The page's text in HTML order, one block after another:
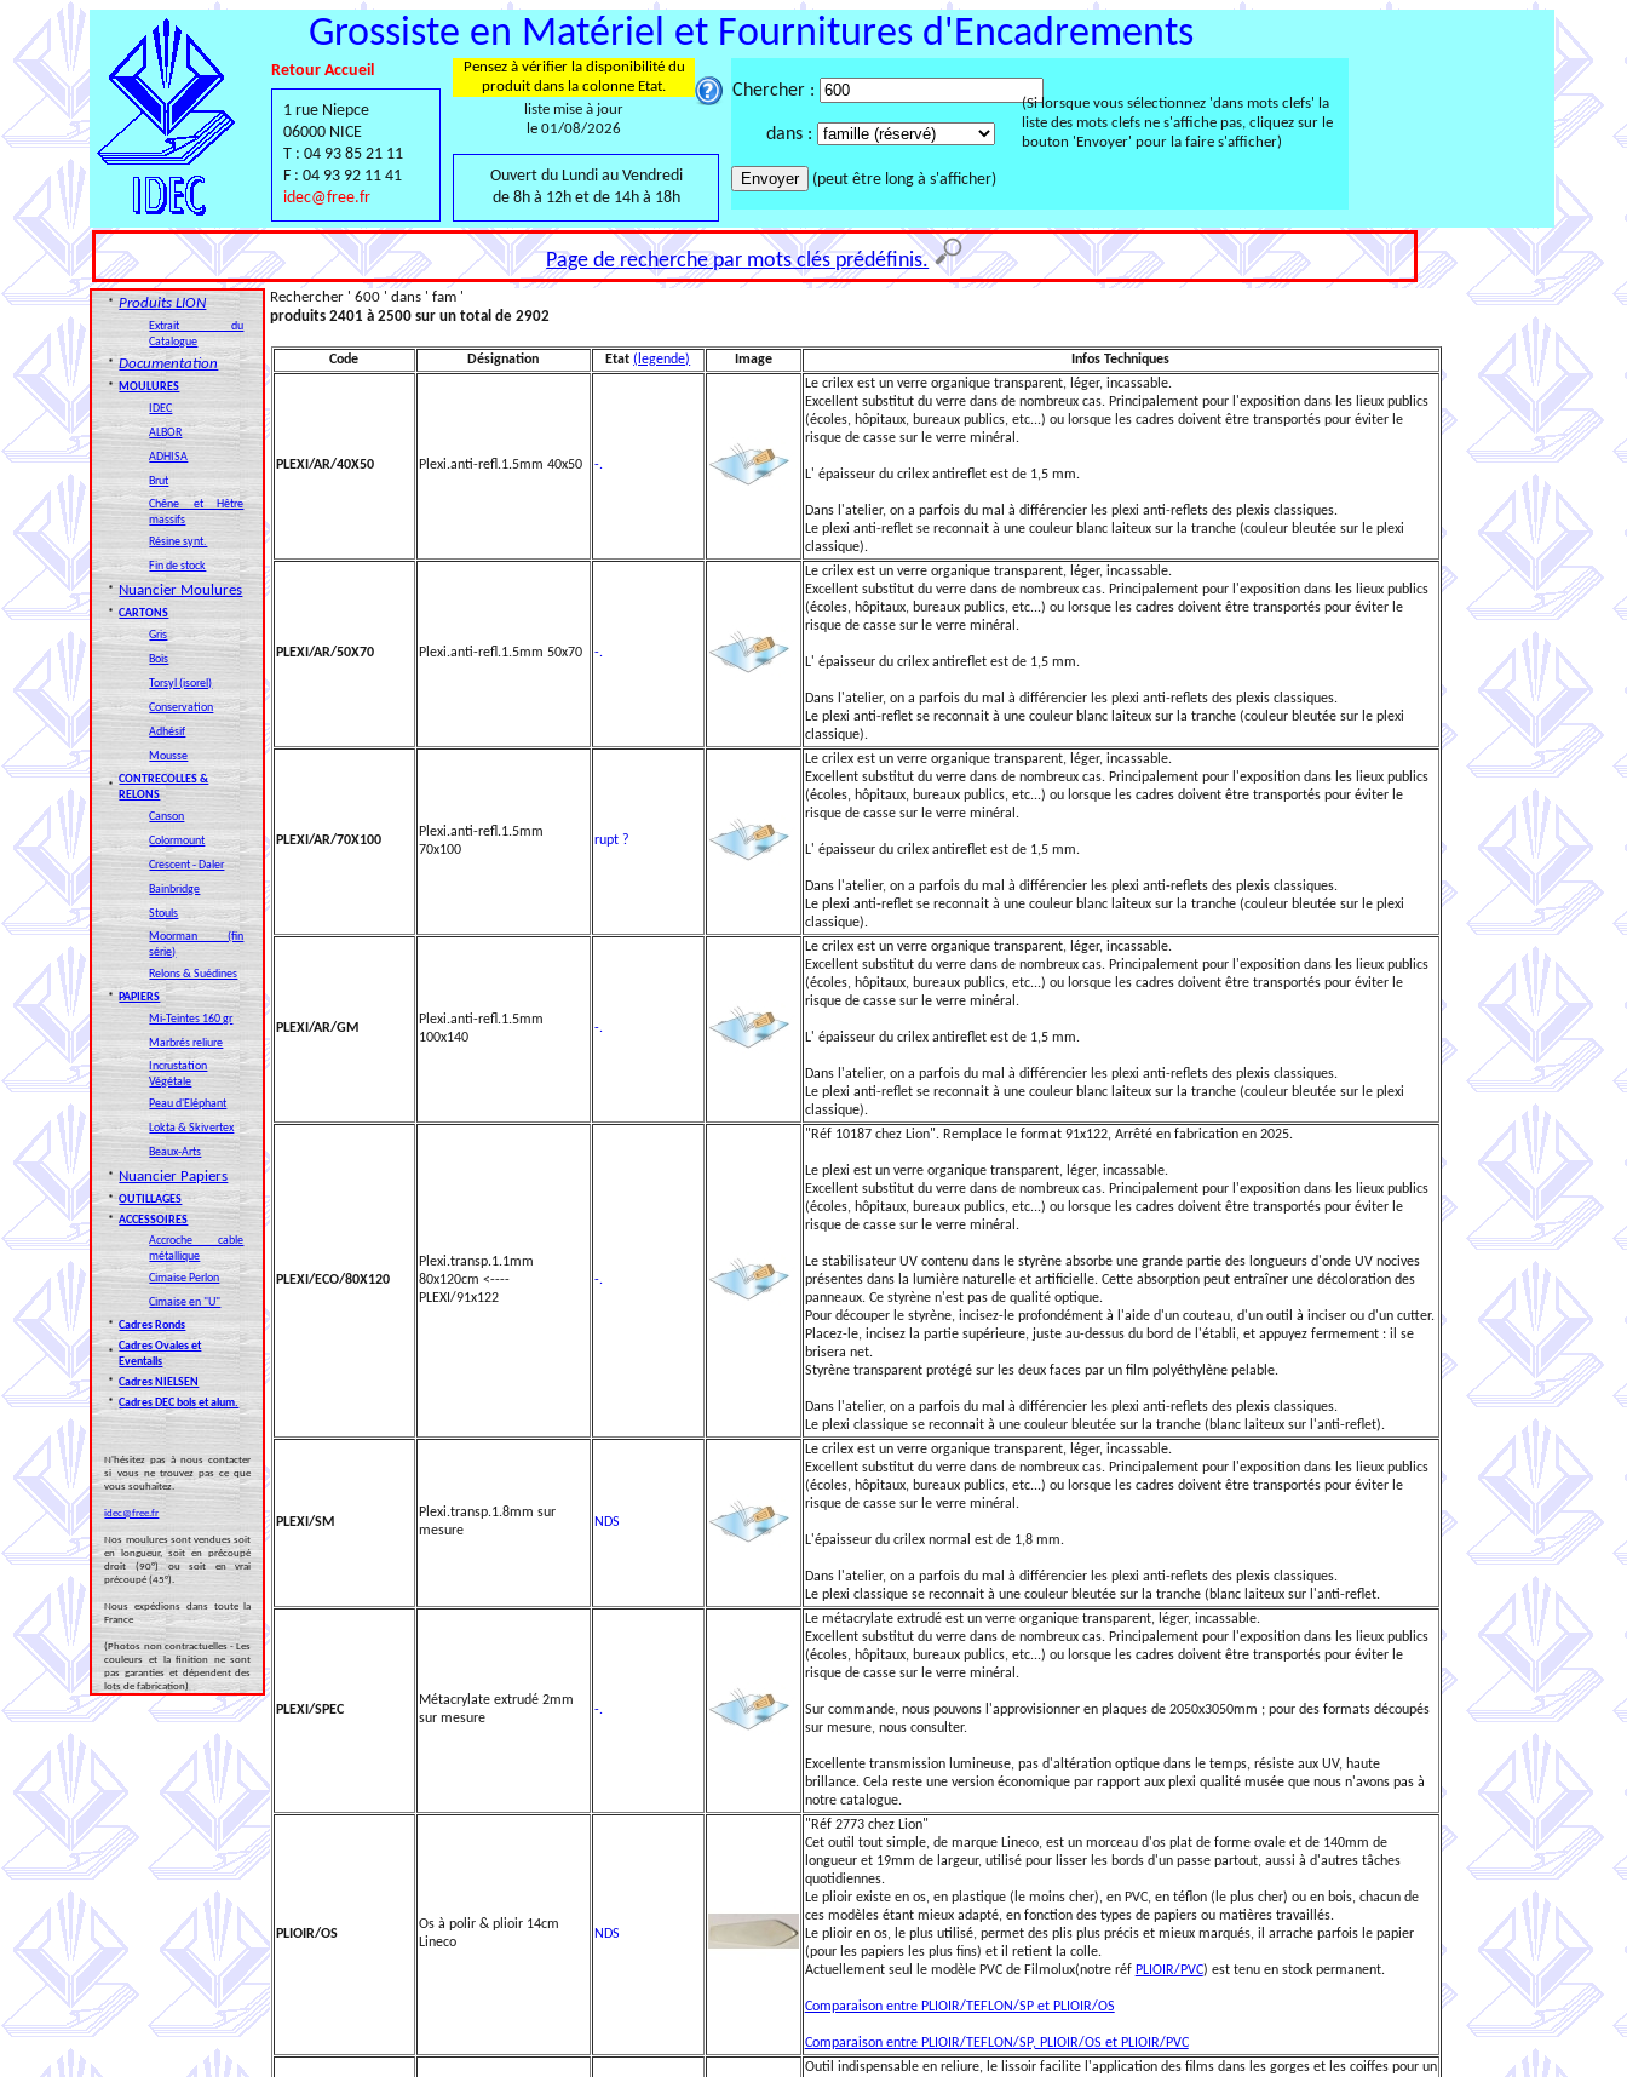
liste mise à jour
le 01/08/2026
Grossiste en Matériel et Fournitures d'Encadrements
1 rue Niepce
06000 NICE
T : 04 93 85 21 11
F : 04 93 92 11 41
idec@free.fr
Ouvert du Lundi au Vendredi
de 8h à 12h et de 14h à 18h
Pensez à vérifier la disponibilité du
produit dans la colonne Etat.
Retour Accueil
Chercher :
dans :
(Si lorsque vous sélectionnez 'dans mots clefs' la
liste des mots clefs ne s'affiche pas, cliquez sur le
bouton 'Envoyer' pour la faire s'afficher)
(peut être long à s'afficher)
Page de recherche par mots clés prédéfinis.
* Produits LION
Extrait du
Catalogue
* Documentation
* MOULURES
IDEC
ALBOR
ADHISA
Brut
Chêne et Hêtre
massifs
Résine synt.
Fin de stock
* Nuancier Moulures
* CARTONS
Gris
Bois
Torsyl (isorel)
Conservation
Adhésif
Mousse
*
CONTRECOLLES &
RELONS
Canson
Colormount
Crescent - Daler
Bainbridge
Stouls
Moorman (fin
série)
Relons & Suédines
* PAPIERS
Mi-Teintes 160 gr
Marbrés reliure
Incrustation
Végétale
Peau d'Eléphant
Lokta & Skivertex
Beaux-Arts
* Nuancier Papiers
* OUTILLAGES
* ACCESSOIRES
Accroche cable
métallique
Cimaise Perlon
Cimaise en "U"
* Cadres Ronds
*
Cadres Ovales et
Eventails
* Cadres NIELSEN
* Cadres DEC bois et alum.
N'hésitez pas à nous contacter
si vous ne trouvez pas ce que
vous souhaitez.
idec@free.fr
Nos moulures sont vendues soit
en longueur, soit en précoupé
droit (90°) ou soit en vrai
précoupé (45°).
Nous expédions dans toute la
France
(Photos non contractuelles - Les
couleurs et la finition ne sont
pas garanties et dépendent des
lots de fabrication)
Rechercher ' 600 ' dans ' fam '
produits 2401 à 2500 sur un total de 2902
Code Désignation Etat(legende) Image Infos Techniques
PLEXI/AR/40X50 Plexi.anti-refl.1.5mm 40x50 -.
Le crilex est un verre organique transparent, léger, incassable.
Excellent substitut du verre dans de nombreux cas. Principalement pour l'exposition dans les lieux publics
(écoles, hôpitaux, bureaux publics, etc...) ou lorsque les cadres doivent être transportés pour éviter le
risque de casse sur le verre minéral.
L' épaisseur du crilex antireflet est de 1,5 mm.
Dans l'atelier, on a parfois du mal à différencier les plexi anti-reflets des plexis classiques.
Le plexi anti-reflet se reconnait à une couleur blanc laiteux sur la tranche (couleur bleutée sur le plexi
classique).
PLEXI/AR/50X70 Plexi.anti-refl.1.5mm 50x70 -.
Le crilex est un verre organique transparent, léger, incassable.
Excellent substitut du verre dans de nombreux cas. Principalement pour l'exposition dans les lieux publics
(écoles, hôpitaux, bureaux publics, etc...) ou lorsque les cadres doivent être transportés pour éviter le
risque de casse sur le verre minéral.
L' épaisseur du crilex antireflet est de 1,5 mm.
Dans l'atelier, on a parfois du mal à différencier les plexi anti-reflets des plexis classiques.
Le plexi anti-reflet se reconnait à une couleur blanc laiteux sur la tranche (couleur bleutée sur le plexi
classique).
PLEXI/AR/70X100
Plexi.anti-refl.1.5mm
70x100
rupt ?
Le crilex est un verre organique transparent, léger, incassable.
Excellent substitut du verre dans de nombreux cas. Principalement pour l'exposition dans les lieux publics
(écoles, hôpitaux, bureaux publics, etc...) ou lorsque les cadres doivent être transportés pour éviter le
risque de casse sur le verre minéral.
L' épaisseur du crilex antireflet est de 1,5 mm.
Dans l'atelier, on a parfois du mal à différencier les plexi anti-reflets des plexis classiques.
Le plexi anti-reflet se reconnait à une couleur blanc laiteux sur la tranche (couleur bleutée sur le plexi
classique).
PLEXI/AR/GM
Plexi.anti-refl.1.5mm
100x140
-.
Le crilex est un verre organique transparent, léger, incassable.
Excellent substitut du verre dans de nombreux cas. Principalement pour l'exposition dans les lieux publics
(écoles, hôpitaux, bureaux publics, etc...) ou lorsque les cadres doivent être transportés pour éviter le
risque de casse sur le verre minéral.
L' épaisseur du crilex antireflet est de 1,5 mm.
Dans l'atelier, on a parfois du mal à différencier les plexi anti-reflets des plexis classiques.
Le plexi anti-reflet se reconnait à une couleur blanc laiteux sur la tranche (couleur bleutée sur le plexi
classique).
PLEXI/ECO/80X120
Plexi.transp.1.1mm
80x120cm <----
PLEXI/91x122
-.
"Réf 10187 chez Lion". Remplace le format 91x122, Arrêté en fabrication en 2025.
Le plexi est un verre organique transparent, léger, incassable.
Excellent substitut du verre dans de nombreux cas. Principalement pour l'exposition dans les lieux publics
(écoles, hôpitaux, bureaux publics, etc...) ou lorsque les cadres doivent être transportés pour éviter le
risque de casse sur le verre minéral.
Le stabilisateur UV contenu dans le styrène absorbe une grande partie des longueurs d'onde UV nocives
présentes dans la lumière naturelle et artificielle. Cette absorption peut entraîner une décoloration des
panneaux. Ce styrène n'est pas de qualité optique.
Pour découper le styrène, incisez-le profondément à l'aide d'un couteau, d'un outil à inciser ou d'un cutter.
Placez-le, incisez la partie supérieure, juste au-dessus du bord de l'établi, et appuyez fermement : il se
brisera net.
Styrène transparent protégé sur les deux faces par un film polyéthylène pelable.
Dans l'atelier, on a parfois du mal à différencier les plexi anti-reflets des plexis classiques.
Le plexi classique se reconnait à une couleur bleutée sur la tranche (blanc laiteux sur l'anti-reflet).
PLEXI/SM
Plexi.transp.1.8mm sur
mesure
NDS
Le crilex est un verre organique transparent, léger, incassable.
Excellent substitut du verre dans de nombreux cas. Principalement pour l'exposition dans les lieux publics
(écoles, hôpitaux, bureaux publics, etc...) ou lorsque les cadres doivent être transportés pour éviter le
risque de casse sur le verre minéral.
L'épaisseur du crilex normal est de 1,8 mm.
Dans l'atelier, on a parfois du mal à différencier les plexi anti-reflets des plexis classiques.
Le plexi classique se reconnait à une couleur bleutée sur la tranche (blanc laiteux sur l'anti-reflet.
PLEXI/SPEC
Métacrylate extrudé 2mm
sur mesure
-.
Le métacrylate extrudé est un verre organique transparent, léger, incassable.
Excellent substitut du verre dans de nombreux cas. Principalement pour l'exposition dans les lieux publics
(écoles, hôpitaux, bureaux publics, etc...) ou lorsque les cadres doivent être transportés pour éviter le
risque de casse sur le verre minéral.
Sur commande, nous pouvons l'approvisionner en plaques de 2050x3050mm ; pour des formats découpés
sur mesure, nous consulter.
Excellente transmission lumineuse, pas d'altération optique dans le temps, résiste aux UV, haute
brillance. Cela reste une version économique par rapport aux plexi qualité musée que nous n'avons pas à
notre catalogue.
PLIOIR/OS
Os à polir & plioir 14cm
Lineco
NDS
"Réf 2773 chez Lion"
Cet outil tout simple, de marque Lineco, est un morceau d'os plat de forme ovale et de 140mm de
longueur et 19mm de largeur, utilisé pour lisser les bords d'un passe partout, aussi à d'autres tâches
quotidiennes.
Le plioir existe en os, en plastique (le moins cher), en PVC, en téflon (le plus cher) ou en bois, chacun de
ces modèles étant mieux adapté, en fonction des types de papiers ou matières travaillés.
Le plioir en os, le plus utilisé, permet des plis plus précis et mieux marqués, il arrache parfois le papier
(pour les papiers les plus fins) et il retient la colle.
Actuellement seul le modèle PVC de Filmolux(notre réf PLIOIR/PVC) est tenu en stock permanent.
Comparaison entre PLIOIR/TEFLON/SP et PLIOIR/OS
Comparaison entre PLIOIR/TEFLON/SP, PLIOIR/OS et PLIOIR/PVC
Outil indispensable en reliure, le lissoir facilite l'application des films dans les gorges et les coiffes pour un